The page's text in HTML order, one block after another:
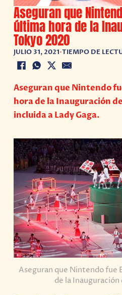
Aseguran que
última hora de la
Tokyo 2020
JULIO 31, 2021•TIEMPO DE
Aseguran que Nintendo
hora de la Inauguración
incluida a Lady Gaga.
Aseguran que Nintendo fue
de la